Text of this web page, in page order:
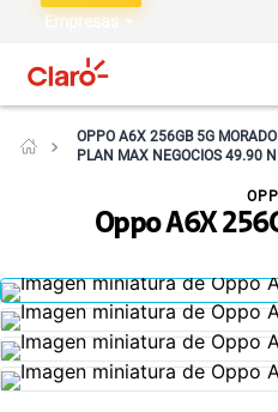
Empresas
OPPO A6X 256GB 5G
PLAN MAX NEGOCIOS 49.90 N
Oppo A6X